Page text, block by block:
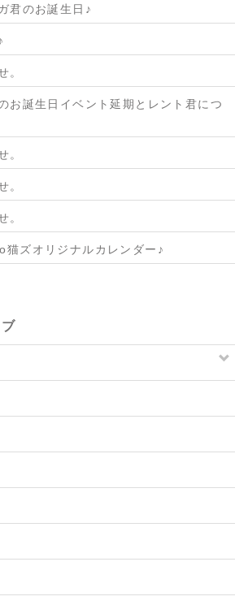
君のお誕生日♪
。
お誕生日イベント延期とレント君につ
。
。
。
ズオリジナルカレンダー♪